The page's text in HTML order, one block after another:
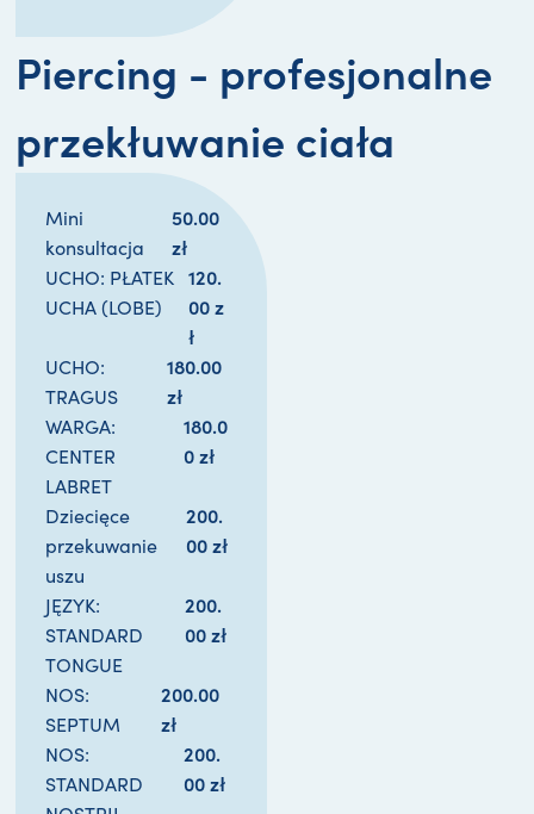
Piercing - profesjonalne
przekłuwanie ciała
Mini
konsultacja
50.00
zł
UCHO: PŁATEK
UCHA (LOBE)
120.
00 z
ł
UCHO:
TRAGUS
180.00
zł
WARGA:
CENTER
LABRET
180.0
0 zł
Dziecięce
przekuwanie
uszu
200.
00 zł
JĘZYK:
STANDARD
TONGUE
200.
00 zł
NOS:
SEPTUM
200.00
zł
NOS:
STANDARD
200.
00 zł